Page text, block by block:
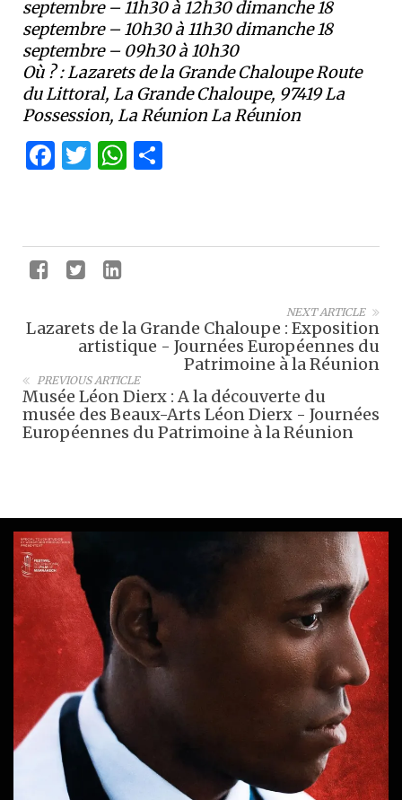
septembre – 11h30 à 12h30 dimanche 18
septembre – 10h30 à 11h30 dimanche 18
septembre – 09h30 à 10h30
Où ? :Lazarets de la Grande Chaloupe Route
du Littoral, La Grande Chaloupe, 97419 La
Possession, La Réunion La Réunion
Facebook
Twitter
WhatsApp
NEXT ARTICLE
Lazarets de la Grande Chaloupe : Exposition
artistique - Journées Européennes du
Patrimoine à la Réunion
PREVIOUS ARTICLE
Musée Léon Dierx : A la découverte du
musée des Beaux-Arts Léon Dierx - Journées
Européennes du Patrimoine à la Réunion